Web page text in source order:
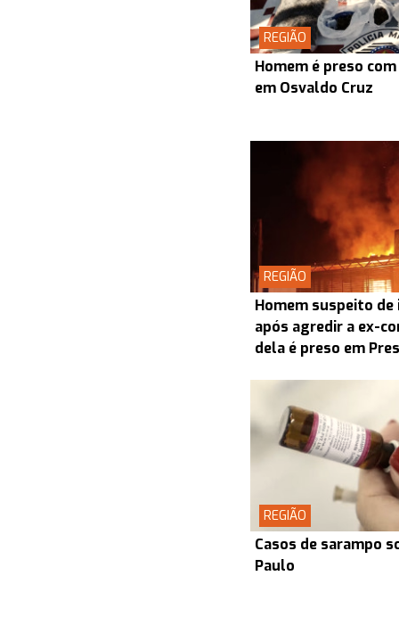
REGIÃO
Homem é preso
em Osvaldo Cruz
REGIÃO
Homem suspeito de
após agredir a ex-
dela é preso em
REGIÃO
Casos de sarampo
Paulo